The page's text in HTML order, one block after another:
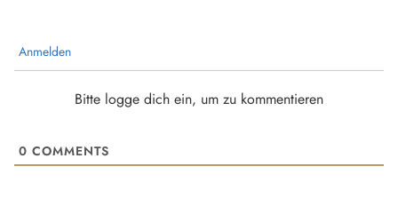
Anmelden
Bitte logge dich ein, um zu kommentieren
0 COMMENTS